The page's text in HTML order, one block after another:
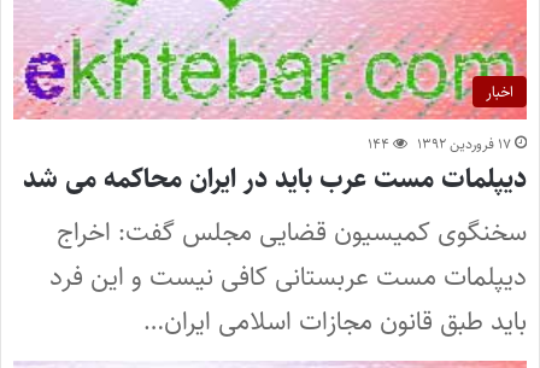
اخبار
۱۷ فروردین ۱۳۹۲ ۱۴۴
دیپلمات مست عرب باید در ایران محاکمه می شد
سخنگوی کمیسیون قضایی مجلس گفت: اخراج
دیپلمات مست عربستانی کافی نیست و این فرد
باید طبق قانون مجازات اسلامی ایران…